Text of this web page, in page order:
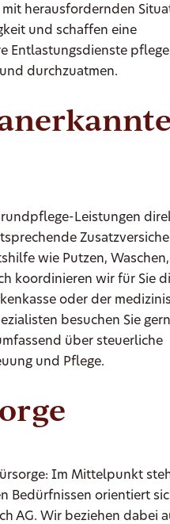
mit herausfordernden
und schaffen eine
Entlastungsdienste
durchzuatmen.
Leistungen
wie Putzen, Waschen,
koordinieren wir für Sie
oder der
besuchen Sie
über steuerliche
und Pflege.
Im Mittelpunkt
Bedürfnissen orientiert
AG. Wir beziehen dabei